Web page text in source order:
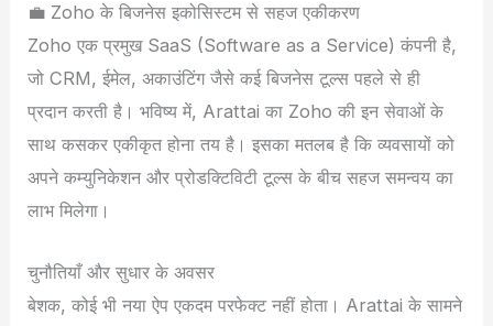
💼 Zoho के बिजनेस इकोसिस्टम से सहज एकीकरण
Zoho एक प्रमुख SaaS (Software as a Service) कंपनी है,
जो CRM, ईमेल, अकाउंटिंग जैसे कई बिजनेस टूल्स पहले से ही
प्रदान करती है। भविष्य में, Arattai का Zoho की इन सेवाओं के
साथ कसकर एकीकृत होना तय है। इसका मतलब है कि व्यवसायों को
अपने कम्युनिकेशन और प्रोडक्टिविटी टूल्स के बीच सहज समन्वय का
लाभ मिलेगा।
चुनौतियाँ और सुधार के अवसर
बेशक, कोई भी नया ऐप एकदम परफेक्ट नहीं होता। Arattai के सामने